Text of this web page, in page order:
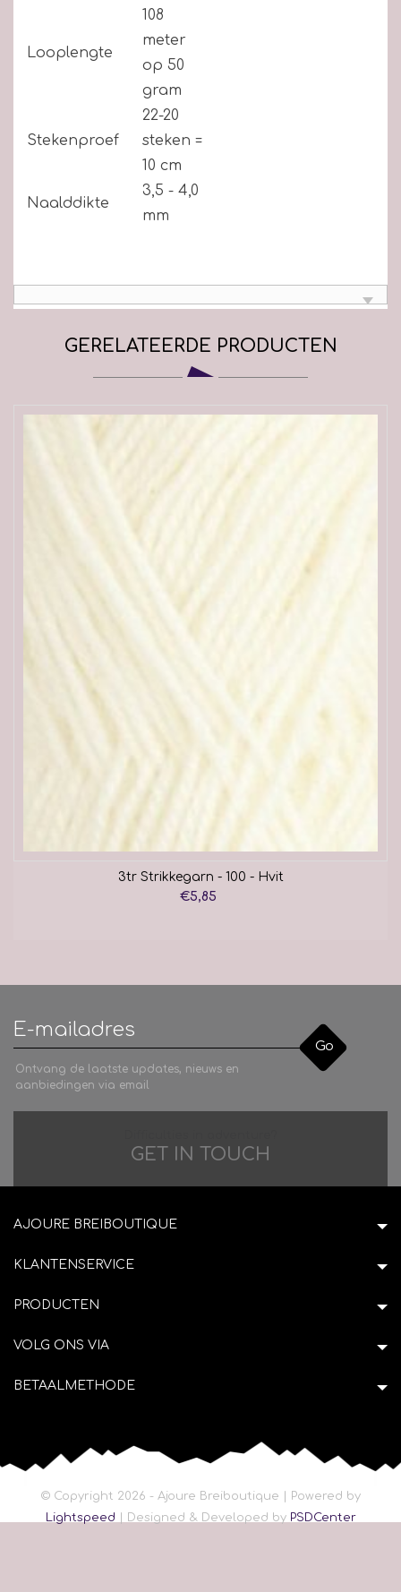
Looplengte
108
meter
op 50
gram
Stekenproef
22-20
steken =
10 cm
Naalddikte
3,5 - 4,0
mm
GERELATEERDE PRODUCTEN
3tr Strikkegarn - 100 - Hvit
€5,85
Go
Ontvang de laatste updates, nieuws en
aanbiedingen via email
GET IN TOUCH
AJOURE BREIBOUTIQUE
KLANTENSERVICE
PRODUCTEN
VOLG ONS VIA
BETAALMETHODE
© Copyright 2026 - Ajoure Breiboutique | Powered by
Lightspeed | Designed & Developed by PSDCenter